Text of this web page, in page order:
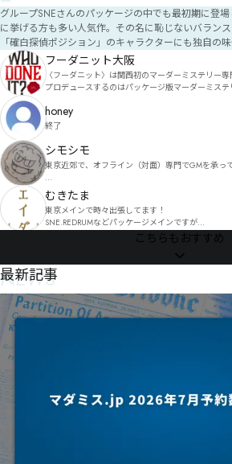
のが好きなので、思い切ってGM登録してしまいま
東京（新宿御苑、中野、田町他）であれば、プレイ
わせてのご案内も可能です。
取り扱いリストに無いタイトルでも対応可能な場
で、気軽にお問合せください。
マーダーミステリーゲームGMガイド本、『
GameMaster Guide』、通称『MMGMG』を頒布中
グループSNEさんのパッケージの中でも最初期に登
に挙げる方も多い人気作。その名に恥じないバランス
「確白探偵ポジション」のキャラクターにも独自の
フーダニット大阪
〈フーダニット〉は関西初のマーダーミステリー専
プロデュースするのはパッケージ版マーダーミステ
メンバーたち。
老舗の作家集団による極上のシナリオと演出を、ぜ
honey
終了
シモシモ
東京近郊で、オフライン（対面）専門でGMを承っ
普段は、会社員のため、土・日・祝日での対応とな
（平日はお受けしておりません、申し訳ございませ
※料金目安
➀会場確保から手配の場合（会場費込み）・・・お
（川崎市内でしたら、公共施設などの利用で、比較
ことも可能です）
②会場の確保をご自身でしていただける場合（会場
おおむね1500円～2000円程度
会場費や場所までの交通費などで参加費が変動す
むきたま
東京メインで時々出張してます！
SNE.REDRUMなどパッケージメインですが
演出に力を入れています!
来場いただける方はそちらでの公演予約も可能です！
初心者さんに優しく、わかりやすく丁寧な進行に定
こちらもおすすめ
NEWS
最新記事